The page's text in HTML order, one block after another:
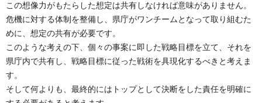
この想像力がもたらした想定は共有しなければ意味がありません。
危機に対する体制を整備し、県庁がワンチームとなって取り組むた
めに、想定の共有が必要です。
このような考えの下、個々の事案に即した戦略目標を立て、それを
県庁内で共有し、戦略目標に従った戦術を具現化するべきと考えま
す。
そして何よりも、最終的にはトップとして決断をした責任を明確に